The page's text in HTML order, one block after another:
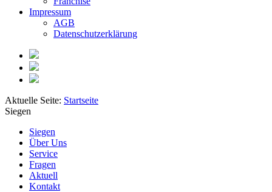
Impressum
AGB
Datenschutzerklärung
Aktuelle Seite: Startseite
Siegen
Siegen
Über Uns
Service
Fragen
Aktuell
Kontakt